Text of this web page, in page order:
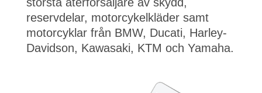
reservdelar, motorcykelkläder samt
motorcyklar från BMW, Ducati, Harley-
Davidson, Kawasaki, KTM och Yamaha.